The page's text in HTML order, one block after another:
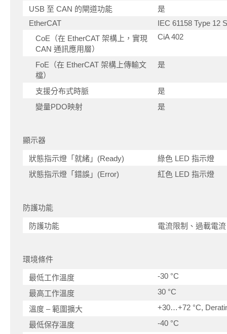
USB 至 CAN 的閘道功能
是
EtherCAT
IEC 61158 Type 12
CoE（在 EtherCAT 架構上，實現
CAN 通訊應用層）
CiA 402
FoE（在 EtherCAT 架構上傳輸文
檔）
是
支援分布式時脈
是
變量PDO映射
是
顯示器
狀態指示燈「就緒」(Ready)
綠色 LED 指示燈
狀態指示燈「錯誤」(Error)
紅色 LED 指示燈
防護功能
防護功能 電流限制、過載電
環境條件
最低工作溫度
-30 °C
最高工作溫度
30 °C
溫度 – 範圍擴大
+30…+72 °C,
最低保存溫度
-40 °C